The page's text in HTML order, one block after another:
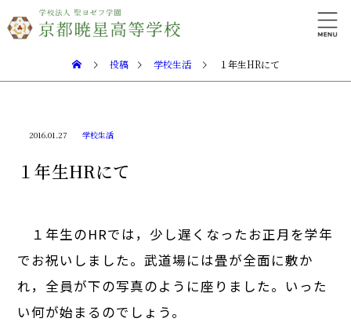
投稿 学校生活 １年生HRにて
2016.01.27 学校生活
１年生HRにて
１年生のHRでは，少し遅くなったお正月を学年
でお祝いしました。武道場には畳が全面に敷か
れ，全員が下の写真のように座りました。いった
い何が始まるのでしょう。